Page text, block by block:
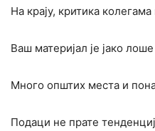
На крају, критика
Ваш материјал је јако
Много општих места и
Подаци не прате